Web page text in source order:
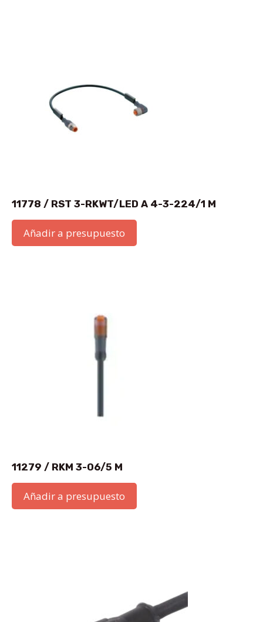
11778 / RST 3-RKWT/LED A 4-3-224/1 M
Añadir a presupuesto
11279 / RKM 3-06/5 M
Añadir a presupuesto